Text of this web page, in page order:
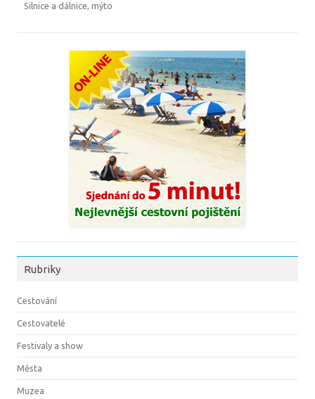
Silnice a dálnice, mýto
Rubriky
Cestování
Cestovatelé
Festivaly a show
Města
Muzea